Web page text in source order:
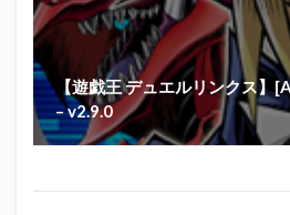
【遊戯王 デュエルリンクス】
– v2.9.0